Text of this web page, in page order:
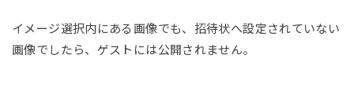
イメージ選択内にある画像でも、招待状へ設定されていない
画像でしたら、ゲストには公開されません。